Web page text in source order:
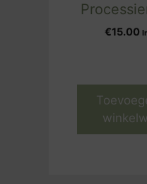
€15.00